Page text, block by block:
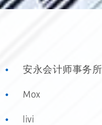
安永会计师事务所
Mox
livi